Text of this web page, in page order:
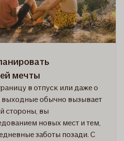
мечты
в отпуск или даже о
выходные обычно вызывает
стороны, вы
новых мест и тем,
заботы позади. С